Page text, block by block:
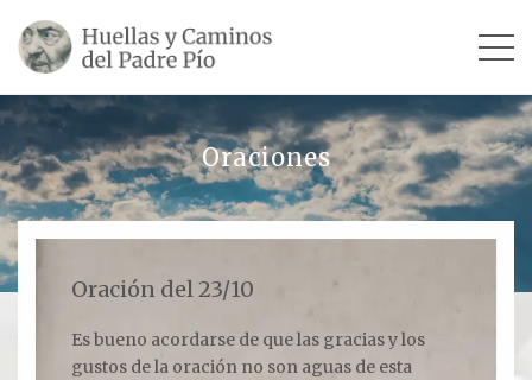
SU VIDA
Escultores
Oraciones
Oración del 23/10
Es bueno acordarse de que las gracias y los
gustos de la oración no son aguas de esta